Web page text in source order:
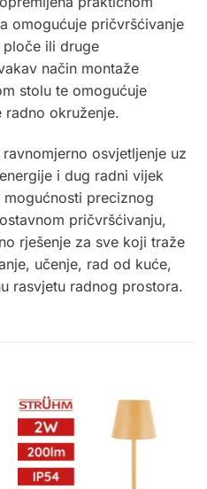
omogućuje pričvršćivanje
ili druge
način montaže
stolu te omogućuje
okruženje.
osvjetljenje uz
i dug radni vijek
preciznog
pričvršćivanju,
rješenje za sve koji traže
učenje, rad od kuće,
rasvjetu radnog prostora.